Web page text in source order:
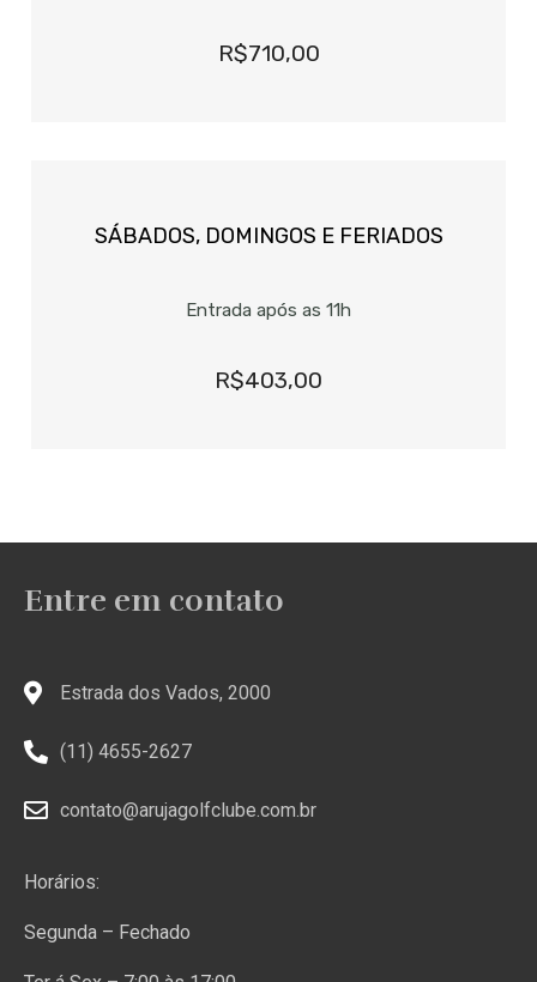
R$710,00
SÁBADOS, DOMINGOS E FERIADOS
Entrada após as 11h
R$403,00
Entre em contato
Estrada dos Vados, 2000
(11) 4655-2627
contato@arujagolfclube.com.br
Horários:
Segunda – Fechado